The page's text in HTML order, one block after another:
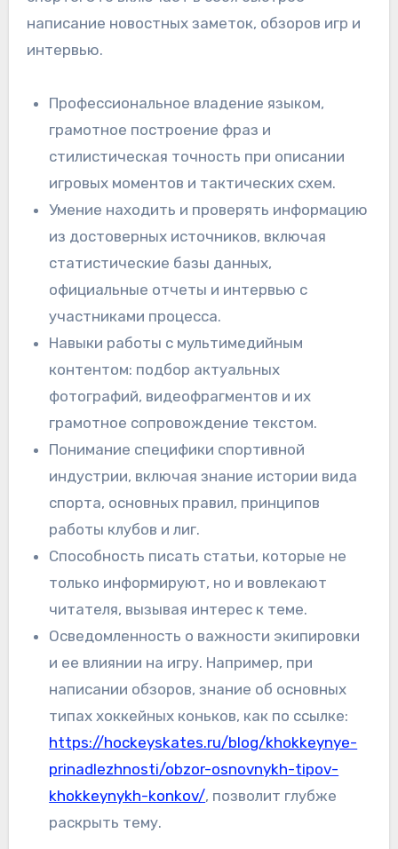
написание новостных заметок, обзоров игр и
интервью.
Профессиональное владение языком,
грамотное построение фраз и
стилистическая точность при описании
игровых моментов и тактических схем.
Умение находить и проверять информацию
из достоверных источников, включая
статистические базы данных,
официальные отчеты и интервью с
участниками процесса.
Навыки работы с мультимедийным
контентом: подбор актуальных
фотографий, видеофрагментов и их
грамотное сопровождение текстом.
Понимание специфики спортивной
индустрии, включая знание истории вида
спорта, основных правил, принципов
работы клубов и лиг.
Способность писать статьи, которые не
только информируют, но и вовлекают
читателя, вызывая интерес к теме.
Осведомленность о важности экипировки
и ее влиянии на игру. Например, при
написании обзоров, знание об основных
типах хоккейных коньков, как по ссылке:
https://hockeyskates.ru/blog/khokkeynye-
prinadlezhnosti/obzor-osnovnykh-tipov-
khokkeynykh-konkov/, позволит глубже
раскрыть тему.